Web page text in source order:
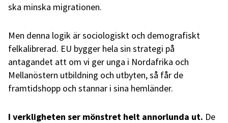
ska minska migrationen.
Men denna logik är sociologiskt och demografiskt
felkalibrerad. EU bygger hela sin strategi på
antagandet att om vi ger unga i Nordafrika och
Mellanöstern utbildning och utbyten, så får de
framtidshopp och stannar i sina hemländer.
I verkligheten ser mönstret helt annorlunda ut. De